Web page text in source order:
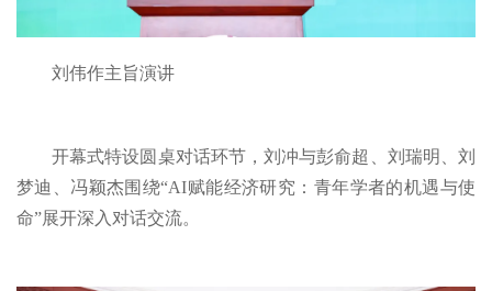
刘伟作主旨演讲
开幕式特设圆桌对话环节，刘冲与彭俞超、刘瑞明、刘
梦迪、冯颖杰围绕“AI赋能经济研究：青年学者的机遇与使
命”展开深入对话交流。